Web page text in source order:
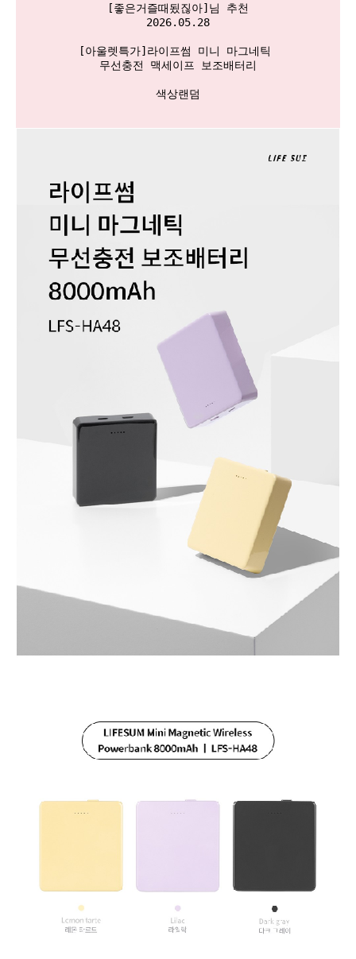
[좋은거즐때됬짆아]님 추천
2026.05.28
[아울렛특가]라이프썸 미니 마그네틱
무선충전 맥세이프 보조배터리
색상랜덤